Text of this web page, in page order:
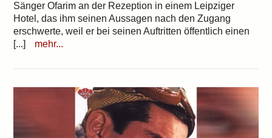
Sänger Ofarim an der Rezeption in einem Leipziger
Hotel, das ihm seinen Aussagen nach den Zugang
erschwerte, weil er bei seinen Auftritten öffentlich einen
[...]
mehr...